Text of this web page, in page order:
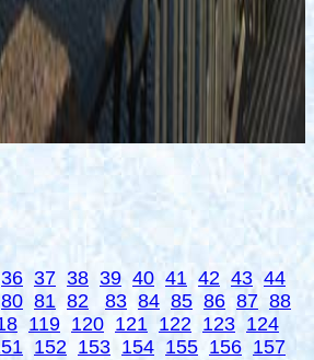
36 37 38 39 40 41 42 43 44
80 81 82 83 84 85 86 87 88
119 120 121 122 123 124
152 153 154 155 156 157